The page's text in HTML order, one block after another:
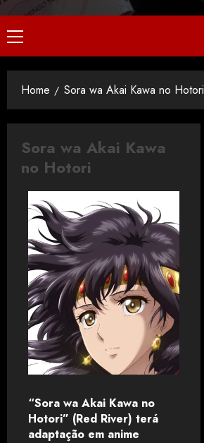
Home Sora wa Akai Kawa no Hotori
Sora wa Akai Kawa
no Hotori
“Sora wa Akai Kawa no
Hotori” (Red River) terá
adaptação em anime